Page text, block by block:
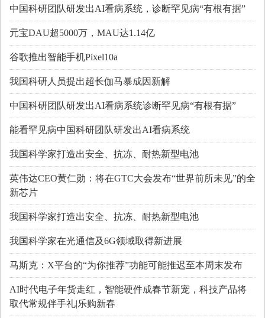
中国科研团队研发出AI看病系统，诊断罕见病“有根有据”
元宝DAU超5000万，MAU达1.14亿
谷歌推出智能手机Pixel10a
我国科研人员提出超长伽马暴成因新解
中国科研团队研发出AI看病系统诊断罕见病“有根有据”
能看罕见病中国科研团队研发出AI看病系统
我国科学家打造出安全、抗冻、耐热新型电池
英伟达CEO黄仁勋：将在GTC大会发布“世界前所未见”的全
新芯片
我国科学家打造出安全、抗冻、耐热新型电池
我国科学家在光通信及6G领域取得新进展
马斯克：X平台的“为你推荐”功能可能推迟至本周末发布
AI时代电子年货走红，智能硬件成春节新宠，科技产品将
取代常规伴手礼|乐购新春